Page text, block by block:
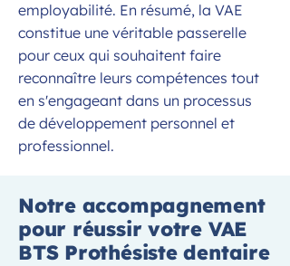
employabilité. En résumé, la VAE
constitue une véritable passerelle
pour ceux qui souhaitent faire
reconnaître leurs compétences tout
en s'engageant dans un processus
de développement personnel et
professionnel.
Notre accompagnement
pour réussir votre VAE
BTS Prothésiste dentaire